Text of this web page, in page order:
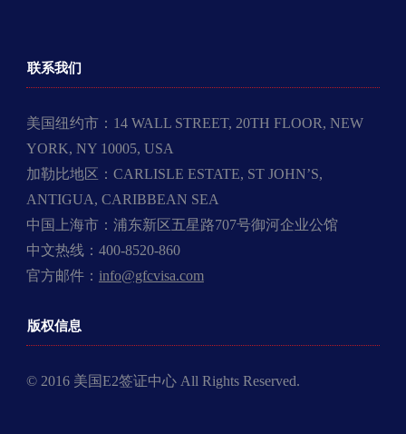
联系我们
美国纽约市：14 WALL STREET, 20TH FLOOR, NEW
YORK, NY 10005, USA
加勒比地区：CARLISLE ESTATE, ST JOHN’S,
ANTIGUA, CARIBBEAN SEA
中国上海市：浦东新区五星路707号御河企业公馆
中文热线：400-8520-860
官方邮件： info@gfcvisa.com
版权信息
© 2016 美国E2签证中心 All Rights Reserved.